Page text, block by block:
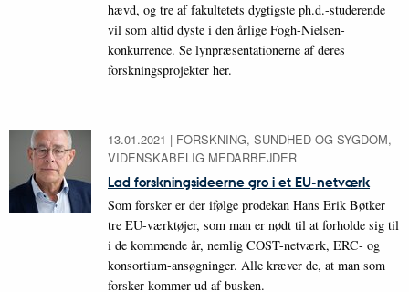
hævd, og tre af fakultetets dygtigste ph.d.-studerende
vil som altid dyste i den årlige Fogh-Nielsen-
konkurrence. Se lynpræsentationerne af deres
forskningsprojekter her.
13.01.2021 | FORSKNING, SUNDHED OG SYGDOM,
VIDENSKABELIG MEDARBEJDER
Lad forskningsideerne gro i et EU-netværk
Som forsker er der ifølge prodekan Hans Erik Bøtker
tre EU-værktøjer, som man er nødt til at forholde sig til
i de kommende år, nemlig COST-netværk, ERC- og
konsortium-ansøgninger. Alle kræver de, at man som
forsker kommer ud af busken.